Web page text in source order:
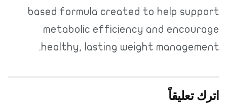
based formula created to help support
metabolic efficiency and encourage
healthy, lasting weight management.
اترك تعليقاً